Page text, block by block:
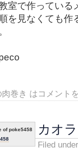
室で作っている
を見なくても作
肉巻き はコメント
カオ
Filed under